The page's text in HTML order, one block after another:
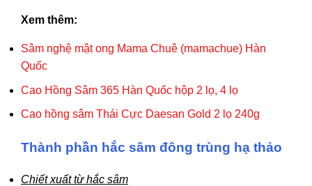
Xem thêm:
Sâm nghệ mật ong Mama Chuê (mamachue) Hàn
Quốc
Cao Hồng Sâm 365 Hàn Quốc hộp 2 lọ, 4 lọ
Cao hồng sâm Thái Cực Daesan Gold 2 lọ 240g
Thành phần hắc sâm đông trùng hạ thảo
Chiết xuất từ hắc sâm